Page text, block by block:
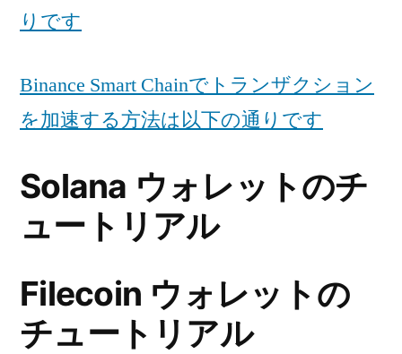
りです
Binance Smart Chainでトランザクション
を加速する方法は以下の通りです
Solana ウォレットのチ
ュートリアル
Filecoin ウォレットの
チュートリアル